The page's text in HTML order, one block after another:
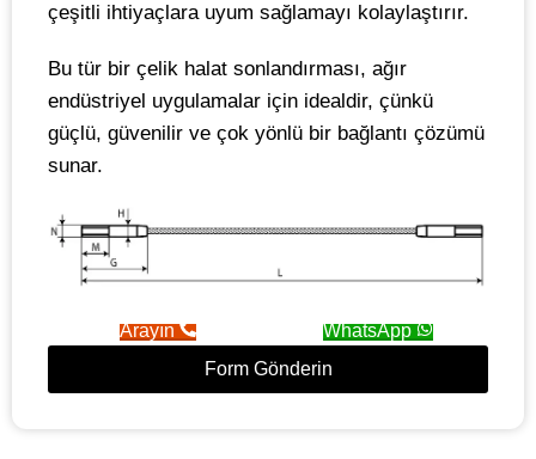
çeşitli ihtiyaçlara uyum sağlamayı kolaylaştırır.
Bu tür bir çelik halat sonlandırması, ağır
endüstriyel uygulamalar için idealdir, çünkü
güçlü, güvenilir ve çok yönlü bir bağlantı çözümü
sunar.
Arayın
WhatsApp
Form Gönderin